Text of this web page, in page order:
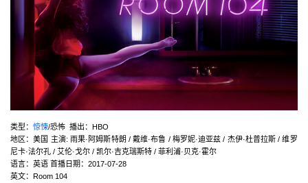
类型： 惊悚/恐怖 播出：HBO
地区：美国 主演: 雨果·阿姆斯特朗 / 戴维·布鲁 / 梅罗妮·迪亚兹 / 杰伊·杜普拉斯 / 维罗
尼卡·法尔孔 / 艾伦·戈尔 / 凯尔·吉克瑞斯特 / 菲利浦·贝克·霍尔
语言：英语 首播日期：2017-07-28
英文：Room 104